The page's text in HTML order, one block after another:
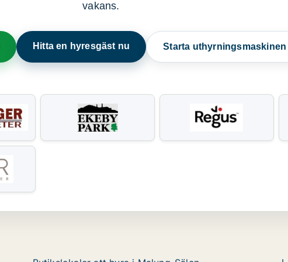
vakans.
Hitta en hyresgäst nu Starta